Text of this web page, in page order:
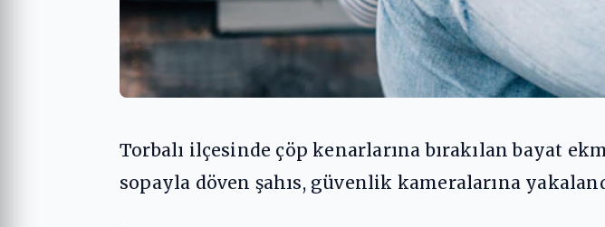
Torbalı ilçesinde çöp kenarlarına bırakılan bayat
sopayla döven şahıs, güvenlik kameralarına